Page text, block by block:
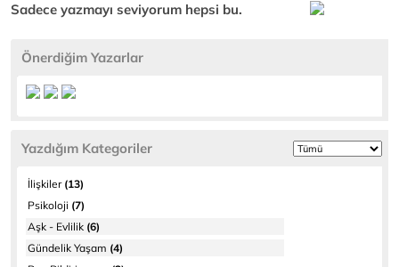
Sadece yazmayı seviyorum hepsi bu.
Önerdiğim Yazarlar
Yazdığım Kategoriler
İlişkiler(13)
Psikoloji (7)
Aşk - Evlilik (6)
Gündelik Yaşam (4)